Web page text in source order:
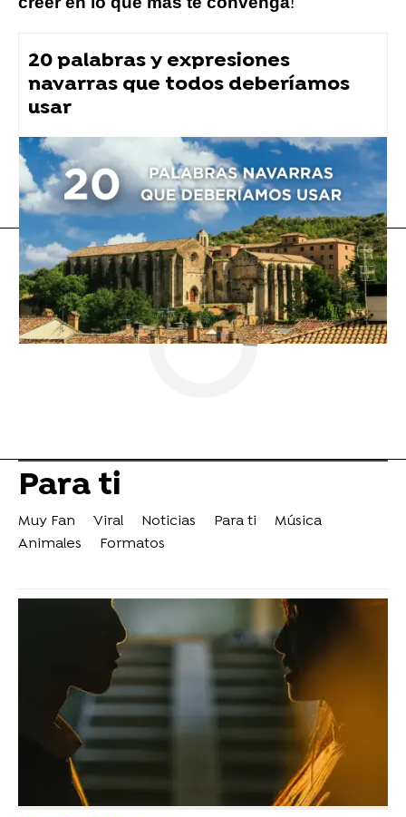
20 palabras y expresiones
navarras que todos deberíamos
usar
Twitter
Para ti
Muy Fan Viral Noticias Para ti
Música
Animales
Formatos